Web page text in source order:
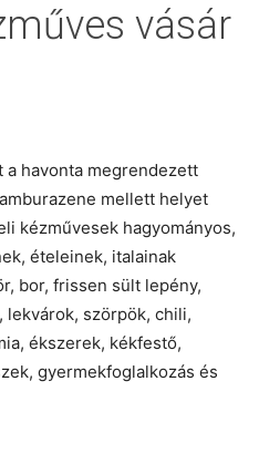
vásár
a havonta megrendezett
mellett helyet
kézművesek hagyományos,
ételeinek, italainak
bor, frissen sült lepény,
lekvárok, szörpök, chili,
ékszerek, kékfestő,
gyermekfoglalkozás és